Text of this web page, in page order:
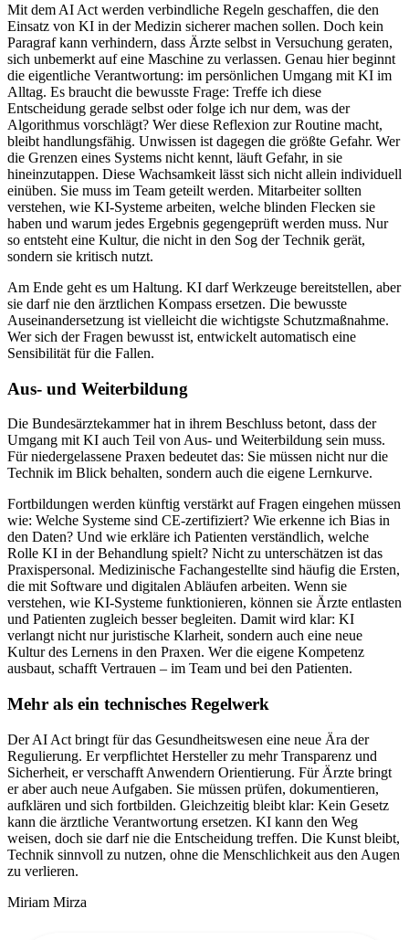
Mit dem AI Act werden verbindliche Regeln geschaffen, die den
Einsatz von KI in der Medizin sicherer machen sollen. Doch kein
Paragraf kann verhindern, dass Ärzte selbst in Versuchung geraten,
sich unbemerkt auf eine Maschine zu verlassen. Genau hier beginnt
die eigentliche Verantwortung: im persönlichen Umgang mit KI im
Alltag. Es braucht die bewusste Frage: Treffe ich diese
Entscheidung gerade selbst oder folge ich nur dem, was der
Algorithmus vorschlägt? Wer diese Reflexion zur Routine macht,
bleibt handlungsfähig. Unwissen ist dagegen die größte Gefahr. Wer
die Grenzen eines Systems nicht kennt, läuft Gefahr, in sie
hineinzutappen. Diese Wachsamkeit lässt sich nicht allein individuell
einüben. Sie muss im Team geteilt werden. Mitarbeiter sollten
verstehen, wie KI-Systeme arbeiten, welche blinden Flecken sie
haben und warum jedes Ergebnis gegengeprüft werden muss. Nur
so entsteht eine Kultur, die nicht in den Sog der Technik gerät,
sondern sie kritisch nutzt.
Am Ende geht es um Haltung. KI darf Werkzeuge bereitstellen, aber
sie darf nie den ärztlichen Kompass ersetzen. Die bewusste
Auseinandersetzung ist vielleicht die wichtigste Schutzmaßnahme.
Wer sich der Fragen bewusst ist, entwickelt automatisch eine
Sensibilität für die Fallen.
Aus- und Weiterbildung
Die Bundesärztekammer hat in ihrem Beschluss betont, dass der
Umgang mit KI auch Teil von Aus- und Weiterbildung sein muss.
Für niedergelassene Praxen bedeutet das: Sie müssen nicht nur die
Technik im Blick behalten, sondern auch die eigene Lernkurve.
Fortbildungen werden künftig verstärkt auf Fragen eingehen müssen
wie: Welche Systeme sind CE-zertifiziert? Wie erkenne ich Bias in
den Daten? Und wie erkläre ich Patienten verständlich, welche
Rolle KI in der Behandlung spielt? Nicht zu unterschätzen ist das
Praxispersonal. Medizinische Fachangestellte sind häufig die Ersten,
die mit Software und digitalen Abläufen arbeiten. Wenn sie
verstehen, wie KI-Systeme funktionieren, können sie Ärzte entlasten
und Patienten zugleich besser begleiten. Damit wird klar: KI
verlangt nicht nur juristische Klarheit, sondern auch eine neue
Kultur des Lernens in den Praxen. Wer die eigene Kompetenz
ausbaut, schafft Vertrauen – im Team und bei den Patienten.
Mehr als ein technisches Regelwerk
Der AI Act bringt für das Gesundheitswesen eine neue Ära der
Regulierung. Er verpflichtet Hersteller zu mehr Transparenz und
Sicherheit, er verschafft Anwendern Orientierung. Für Ärzte bringt
er aber auch neue Aufgaben. Sie müssen prüfen, dokumentieren,
aufklären und sich fortbilden. Gleichzeitig bleibt klar: Kein Gesetz
kann die ärztliche Verantwortung ersetzen. KI kann den Weg
weisen, doch sie darf nie die Entscheidung treffen. Die Kunst bleibt,
Technik sinnvoll zu nutzen, ohne die Menschlichkeit aus den Augen
zu verlieren.
Miriam Mirza